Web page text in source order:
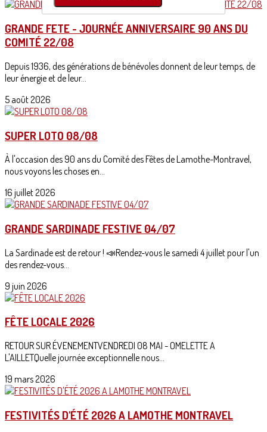
GRANDE FETE - JOURNÉE ANNIVERSAIRE 90 ANS DU
COMITÉ 22/08
Depuis 1936, des générations de bénévoles donnent de leur temps, de
leur énergie et de leur...
5 août 2026
SUPER LOTO 08/08
À l'occasion des 90 ans du Comité des Fêtes de Lamothe-Montravel,
nous voyons les choses en...
16 juillet 2026
GRANDE SARDINADE FESTIVE 04/07
La Sardinade est de retour ! 📣Rendez-vous le samedi 4 juillet pour l'un
des rendez-vous...
9 juin 2026
FÊTE LOCALE 2026
RETOUR SUR ÉVENEMENTVENDREDI 08 MAI - OMELETTE A
L'AILLETQuelle journée exceptionnelle nous...
19 mars 2026
FESTIVITÉS D'ÉTÉ 2026 A LAMOTHE MONTRAVEL